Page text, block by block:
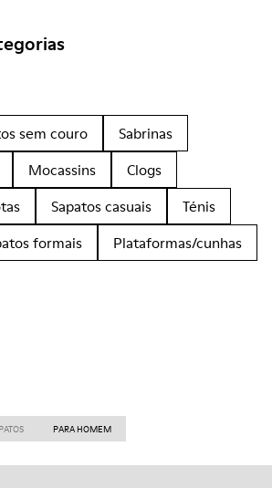
sem couro
Sabrinas
Mocassins
Clogs
Sapatos casuais
Ténis
formais
Plataformas/cunhas
PARA HOMEM